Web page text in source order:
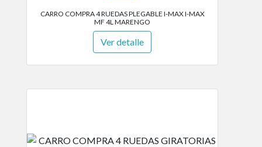
CARRO COMPRA 4 RUEDAS PLEGABLE I-MAX I-MAX
MF 4L MARENGO
Ver detalle